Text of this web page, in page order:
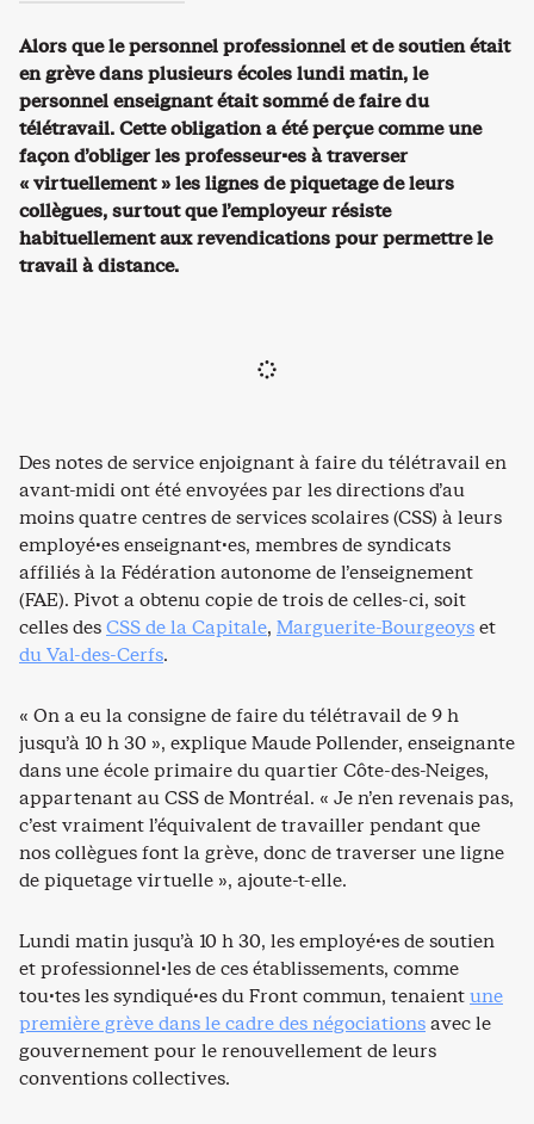
Alors que le personnel professionnel et de soutien était
en grève dans plusieurs écoles lundi matin, le
personnel enseignant était sommé de faire du
télétravail. Cette obligation a été perçue comme une
façon d’obliger les professeur·es à traverser
« virtuellement » les lignes de piquetage de leurs
collègues, surtout que l’employeur résiste
habituellement aux revendications pour permettre le
travail à distance.
Des notes de service enjoignant à faire du télétravail en
avant-midi ont été envoyées par les directions d’au
moins quatre centres de services scolaires (CSS) à leurs
employé·es enseignant·es, membres de syndicats
affiliés à la Fédération autonome de l’enseignement
(FAE). Pivot a obtenu copie de trois de celles-ci, soit
celles desCSS de la Capitale, Marguerite-Bourgeoyset
du Val-des-Cerfs.
« On a eu la consigne de faire du télétravail de 9 h
jusqu’à 10 h 30 », explique Maude Pollender, enseignante
dans une école primaire du quartier Côte-des-Neiges,
appartenant au CSS de Montréal. « Je n’en revenais pas,
c’est vraiment l’équivalent de travailler pendant que
nos collègues font la grève, donc de traverser une ligne
de piquetage virtuelle », ajoute-t-elle.
Lundi matin jusqu’à 10 h 30, les employé·es de soutien
et professionnel·les de ces établissements, comme
tou·tes les syndiqué·es du Front commun, tenaientune
première grève dans le cadre des négociationsavec le
gouvernement pour le renouvellement de leurs
conventions collectives.